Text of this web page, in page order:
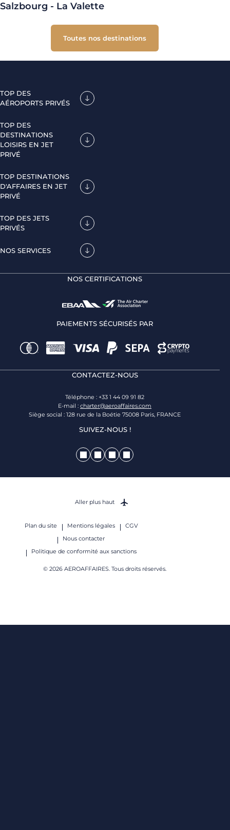
Salzbourg - La Valette
Toutes nos destinations
TOP DES
AÉROPORTS PRIVÉS
TOP DES
DESTINATIONS
LOISIRS EN JET
PRIVÉ
TOP DESTINATIONS
D'AFFAIRES EN JET
PRIVÉ
TOP DES JETS
PRIVÉS
NOS SERVICES
NOS CERTIFICATIONS
PAIEMENTS SÉCURISÉS PAR
CONTACTEZ-NOUS
Téléphone : +33 1 44 09 91 82
E-mail : charter@aeroaffaires.com
Siège social : 128 rue de la Boétie 75008 Paris, FRANCE
SUIVEZ-NOUS !
Plan du site Mentions légales
CGV
Nous contacter
Politique de conformité aux sanctions
© 2026 AEROAFFAIRES. Tous droits réservés.
Aller plus haut